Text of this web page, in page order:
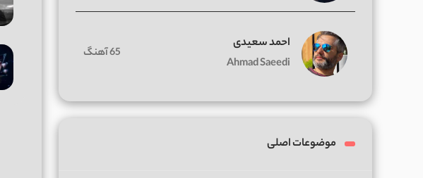
احمد سعیدی
Ahmad Saeedi
65 آهنگ
موضوعات اصلی